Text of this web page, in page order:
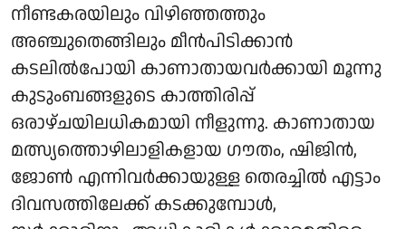
നീണ്ടകരയിലും വിഴിഞ്ഞത്തും
അഞ്ചുതെങ്ങിലും മീൻപിടിക്കാൻ
കടലിൽപോയി കാണാതായവർക്കായി മൂന്നു
കുടുംബങ്ങളുടെ കാത്തിരിപ്പ്
ഒരാഴ്ചയിലധികമായി നീളുന്നു. കാണാതായ
മത്സ്യത്തൊഴിലാളികളായ ഗൗതം, ഷിജിൻ,
ജോൺ എന്നിവർക്കായുള്ള തെരച്ചിൽ എട്ടാം
ദിവസത്തിലേക്ക് കടക്കുമ്പോൾ,